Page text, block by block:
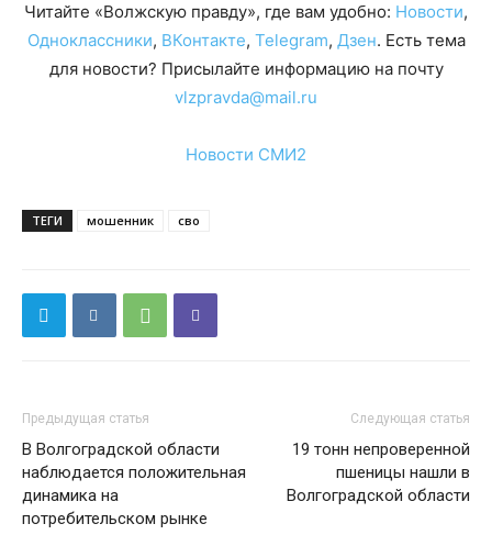
Читайте «Волжскую правду», где вам удобно: Новости,
Одноклассники, ВКонтакте, Telegram, Дзен. Есть тема
для новости? Присылайте информацию на почту
vlzpravda@mail.ru
Новости СМИ2
ТЕГИ мошенник сво
Предыдущая статья
В Волгоградской области
наблюдается положительная
динамика на
потребительском рынке
Следующая статья
19 тонн непроверенной
пшеницы нашли в
Волгоградской области